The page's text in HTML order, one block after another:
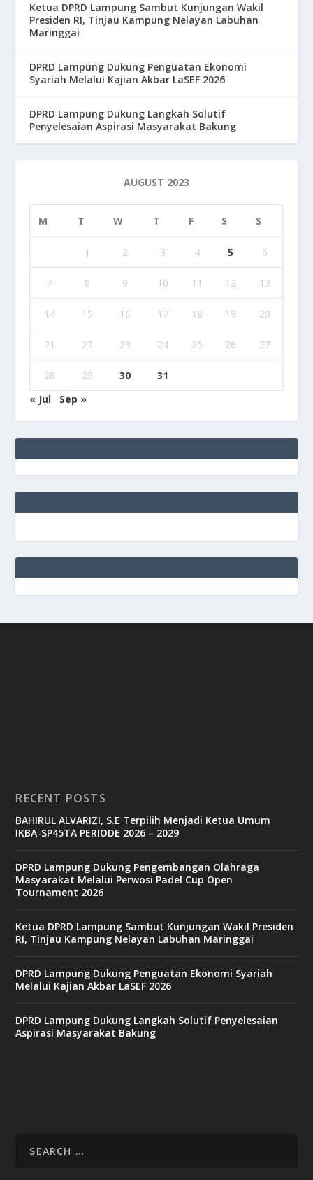
Ketua DPRD Lampung Sambut Kunjungan Wakil
Presiden RI, Tinjau Kampung Nelayan Labuhan
Maringgai
DPRD Lampung Dukung Penguatan Ekonomi
Syariah Melalui Kajian Akbar LaSEF 2026
DPRD Lampung Dukung Langkah Solutif
Penyelesaian Aspirasi Masyarakat Bakung
AUGUST 2023
M T W T F S S
1 2 3 4 5 6
7 8 9 10 11 12 13
14 15 16 17 18 19 20
21 22 23 24 25 26 27
28 29 30
31
« Jul
Sep »
b
9
i
o
3
3
b
t
c
a
i
n
b
n
RECENT POSTS
BAHIRUL ALVARIZI, S.E Terpilih Menjadi Ketua Umum
IKBA-SP45TA PERIODE 2026 – 2029
DPRD Lampung Dukung Pengembangan Olahraga
Masyarakat Melalui Perwosi Padel Cup Open
Tournament 2026
Ketua DPRD Lampung Sambut Kunjungan Wakil Presiden
RI, Tinjau Kampung Nelayan Labuhan Maringgai
DPRD Lampung Dukung Penguatan Ekonomi Syariah
Melalui Kajian Akbar LaSEF 2026
DPRD Lampung Dukung Langkah Solutif Penyelesaian
Aspirasi Masyarakat Bakung